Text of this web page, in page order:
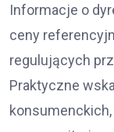
Informacje o
ceny
regulujących
Praktyczne